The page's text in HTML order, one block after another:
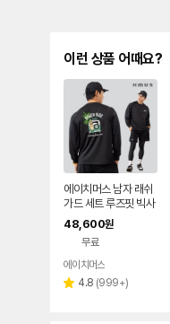
이런 상품 어때요?
에이치머스 남자 래쉬
가드 세트 루즈핏 빅사
이즈 수영복 긴팔 상의
반바지 레깅스 비치사
이드
48,600원
무료
에이치머스
별 4.8 리
(999+)